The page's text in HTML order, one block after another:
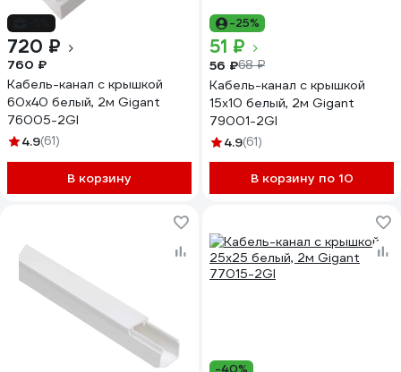
720 ₽
760 ₽
Кабель-канал с крышкой
60х40 белый, 2м Gigant
76005-2GI
4.9(61)
В корзину
-25%
51 ₽
56 ₽68 ₽
Кабель-канал с крышкой
15x10 белый, 2м Gigant
79001-2GI
4.9(61)
В корзину по 10
-40%